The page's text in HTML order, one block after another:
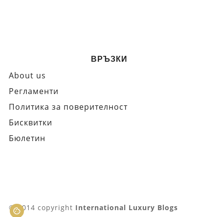
ВРЪЗКИ
About us
Регламенти
Политика за поверителност
Бисквитки
Бюлетин
© 2014 copyright International Luxury Blogs